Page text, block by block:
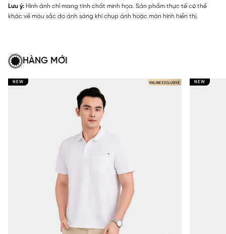
Lưu ý: Hình ảnh chỉ mang tính chất minh họa. Sản phẩm thực tế có thể
khác về màu sắc do ánh sáng khi chụp ảnh hoặc màn hình hiển thị.
HÀNG MỚI
NEW NEW